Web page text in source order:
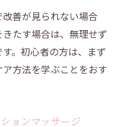
善が見られない場合
たす場合は、無理せず
。初心者の方は、まず
方法を学ぶことをおす
ョンマッサージ